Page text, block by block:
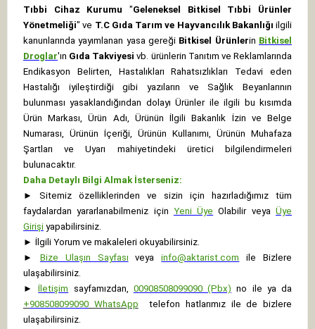
Tıbbi Cihaz Kurumu "Geleneksel Bitkisel Tıbbi Ürünler
Yönetmeliği" ve T.C Gıda Tarım ve Hayvancılık Bakanlığı ilgili
kanunlarında yayımlanan yasa gereği Bitkisel Ürünlerin Bitkisel
Droglar'ın Gıda Takviyesi vb. ürünlerin Tanıtım ve Reklamlarında
Endikasyon Belirten, Hastalıkları Rahatsızlıkları Tedavi eden
Hastalığı iyileştirdiği gibi yazıların ve Sağlık Beyanlarının
bulunması yasaklandığından dolayı Ürünler ile ilgili bu kısımda
Ürün Markası, Ürün Adı, Ürünün İlgili Bakanlık İzin ve Belge
Numarası, Ürünün İçeriği, Ürünün Kullanımı, Ürünün Muhafaza
Şartları ve Uyarı mahiyetindeki üretici bilgilendirmeleri
bulunacaktır.
Daha Detaylı Bilgi Almak İsterseniz:
►
Sitemiz özelliklerinden ve sizin için hazırladığımız tüm
faydalardan yararlanabilmeniz için Yeni Üye Olabilir veyaÜye
Girişi yapabilirsiniz.
► İlgili Yorum ve makaleleri okuyabilirsiniz.
►
Bize Ulaşın Sayfası veya info@aktarist.com
ile Bizlere
ulaşabilirsiniz.
►
İletişim sayfamızdan, 00908508099090 (Pbx) no ile ya da
+908508099090 WhatsApp
telefon hatlarımız ile de bizlere
ulaşabilirsiniz.